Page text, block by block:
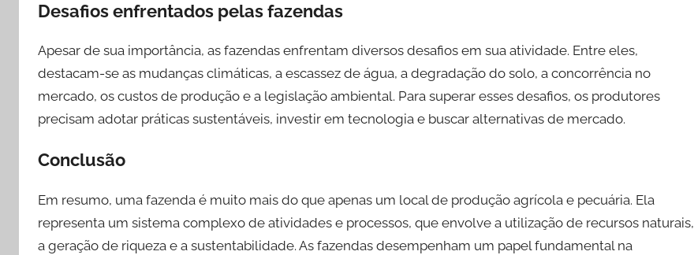
Desafios enfrentados pelas fazendas
Apesar de sua importância, as fazendas enfrentam diversos desafios em sua atividade. Entre eles,
destacam-se as mudanças climáticas, a escassez de água, a degradação do solo, a concorrência no
mercado, os custos de produção e a legislação ambiental. Para superar esses desafios, os produtores
precisam adotar práticas sustentáveis, investir em tecnologia e buscar alternativas de mercado.
Conclusão
Em resumo, uma fazenda é muito mais do que apenas um local de produção agrícola e pecuária. Ela
representa um sistema complexo de atividades e processos, que envolve a utilização de recursos naturais,
a geração de riqueza e a sustentabilidade. As fazendas desempenham um papel fundamental na